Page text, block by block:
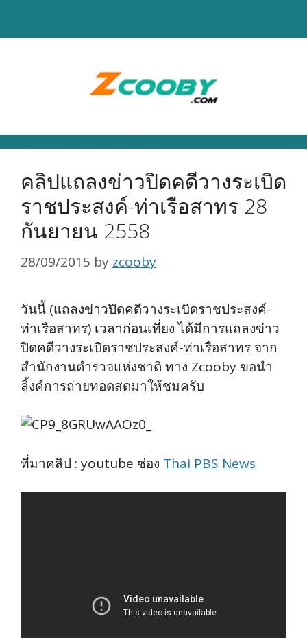
คลิปแถลงข่าวปิดคดีวางระเบิด
ราชประสงค์-ท่าเรือสาทร 28
กันยายน 2558
28/09/2015 by zcooby
วันนี้ (แถลงข่าวปิดคดีวางระเบิดราชประสงค์-
ท่าเรือสาทร) เวลาก่อนเที่ยง ได้มีการแถลงข่าว
ปิดคดีวางระเบิดราชประสงค์-ท่าเรือสาทร จาก
สำนักงานตำรวจแห่งชาติ ทาง Zcooby ขอนำ
ลิ้งค์การถ่ายทอดสดมาให้ชมครับ
ที่มาคลิป : youtube ช่อง Thai PBS News